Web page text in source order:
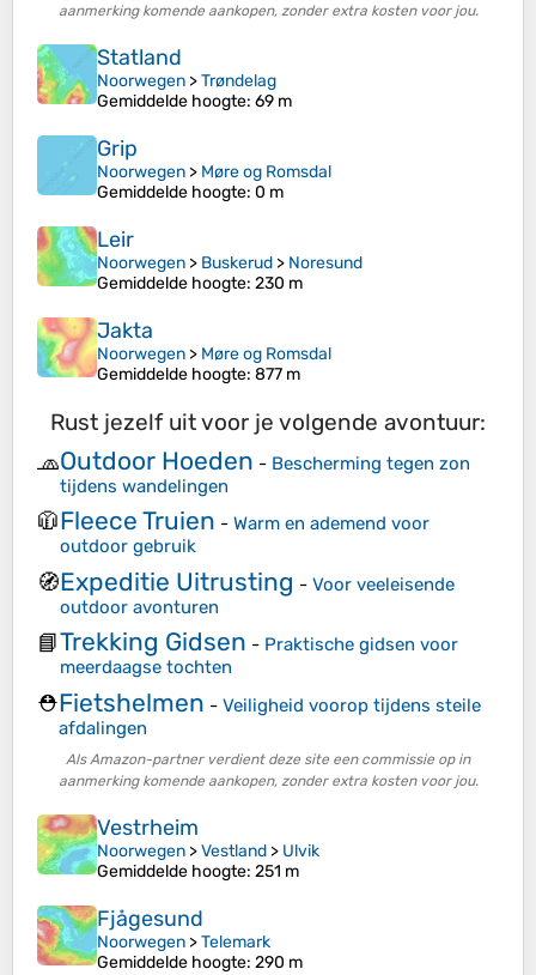
aanmerking komende aankopen, zonder extra kosten voor jou.
Statland
Noorwegen >Trøndelag
Gemiddelde hoogte: 69 m
Grip
Noorwegen > Møre og Romsdal
Gemiddelde hoogte: 0 m
Leir
Noorwegen > Buskerud > Noresund
Gemiddelde hoogte: 230 m
Jakta
Noorwegen > Møre og Romsdal
Gemiddelde hoogte: 877 m
Rust jezelf uit voor je volgende avontuur:
🧢Outdoor Hoeden - Bescherming tegen zon
tijdens wandelingen
🧥Fleece Truien - Warm en ademend voor
outdoor gebruik
🧭Expeditie Uitrusting - Voor veeleisende
outdoor avonturen
📘Trekking Gidsen - Praktische gidsen voor
meerdaagse tochten
⛑️Fietshelmen - Veiligheid voorop tijdens steile
afdalingen
Als Amazon-partner verdient deze site een commissie op in
aanmerking komende aankopen, zonder extra kosten voor jou.
Vestrheim
Noorwegen >Vestland > Ulvik
Gemiddelde hoogte: 251 m
Fjågesund
Noorwegen >Telemark
Gemiddelde hoogte: 290 m